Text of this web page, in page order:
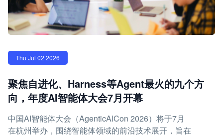
Thu Jul 02 2026
聚焦自进化、Harness等Agent最火的九个方
向，年度AI智能体大会7月开幕
中国AI智能体大会（AgenticAICon 2026）将于7月
在杭州举办，围绕智能体领域的前沿技术展开，旨在